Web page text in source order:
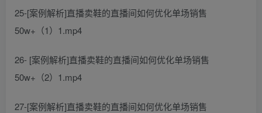
25-[案例解析]直播卖鞋的直播间如何优化单场销售
50w+（1）1.mp4
26- [案例解析]直播卖鞋的直播间如何优化单场销售
50w+（2）1.mp4
27-[案例解析]直播卖鞋的直播间如何优化单场销售